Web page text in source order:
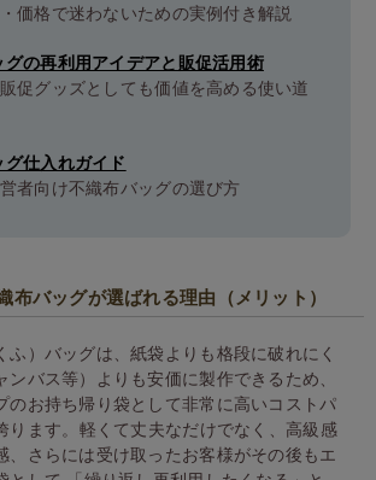
価格で迷わないための実例付き解説
グの再利用アイデアと販促活用術
促グッズとしても価値を高める使い道
グ仕入れガイド
者向け不織布バッグの選び方
布バッグが選ばれる理由（メリット）
ふ）バッグは、紙袋よりも格段に破れにく
ンバス等）よりも安価に製作できるため、
のお持ち帰り袋として非常に高いコストパ
ります。 軽くて丈夫なだけでなく、高級感
、さらには受け取ったお客様がその後もエ